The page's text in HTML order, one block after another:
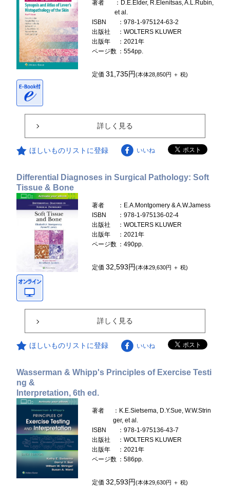
著者
：D.E.Elder, R.Elenitsas, A.L.Rubin,
et al.
ISBN
：978-1-975124-63-2
出版社
：WOLTERS KLUWER
出版年
：2021年
ページ数 ：554pp.
定価31,735円(本体28,850円 ＋ 税)
詳しく見る
ほしいものリストに登録 いいね
Differential Diagnoses in Surgical Pathology: Soft
Tissue & Bone
著者
：E.A.Montgomery & A.W.Jamess
ISBN
：978-1-975136-02-4
出版社
：WOLTERS KLUWER
出版年
：2021年
ページ数 ：490pp.
定価32,593円(本体29,630円 ＋ 税)
詳しく見る
ほしいものリストに登録 いいね
Wasserman & Whipp's Principles of Exercise Testi
ng &
Interpretation, 6th ed.
著者
：K.E.Sietsema, D.Y.Sue, W.W.Strin
ger, et al.
ISBN
：978-1-975136-43-7
出版社
：WOLTERS KLUWER
出版年
：2021年
ページ数 ：586pp.
定価32,593円(本体29,630円 ＋ 税)